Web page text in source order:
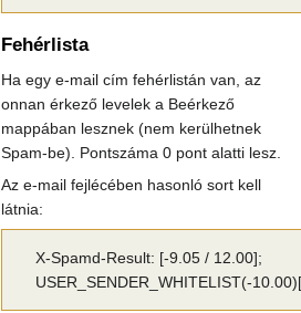
Fehérlista
Ha egy e-mail cím fehérlistán van, az
onnan érkező levelek a Beérkező
mappában lesznek (nem kerülhetnek
Spam-be). Pontszáma 0 pont alatti lesz.
Az e-mail fejlécében hasonló sort kell
látnia:
X-Spamd-Result: [-9.05 / 12.00];
USER_SENDER_WHITELIST(-